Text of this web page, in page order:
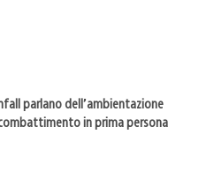
parlano dell’ambientazione
in prima persona